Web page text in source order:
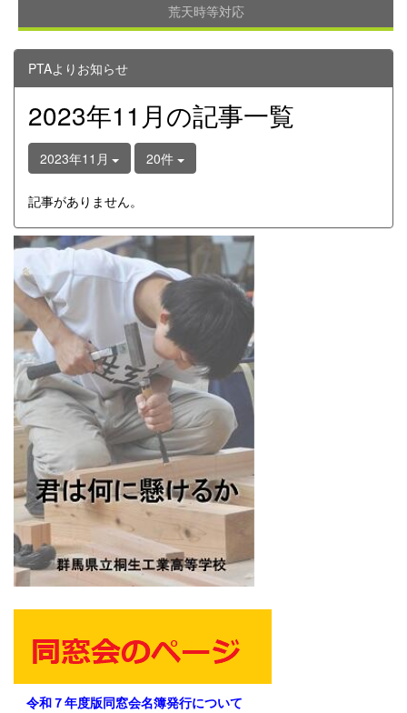
荒天時等対応
PTAよりお知らせ
2023年11月の記事一覧
2023年11月 20件
記事がありません。
令和７年度版同窓会名簿発行について